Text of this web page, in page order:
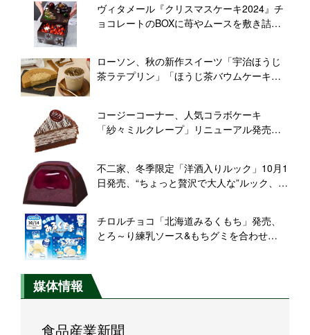
ヴィタメール『クリスマスケーキ2024』チ
ョコレートのBOXに苺やムースを敷き詰め
リュム」
ローソン、秋の新作スイーツ「宇治ほうじ
茶ラテプリン」「ほうじ茶バウムケーキ」
コージーコーナー、人気コラボケーキ
「紗々ミルクレープ」リニューアル発売、
不二家、冬季限定「洋酒入りルック」10月1
日発売、“ちょっと贅沢で大人な”ルック、ア
チロルチョコ「北海道みるくもち」発売、
とろ～り練乳ソース&もちグミを合わせ
媒体情報
食品産業新聞